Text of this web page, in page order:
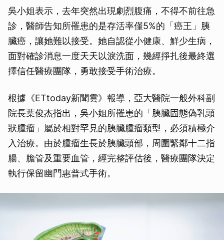
吳小姐表示，去年突然出現劇烈腹痛，不得不前往急
診，醫師告知所罹患的是存活率僅5%的「癌王」胰
臟癌，讓她難以接受。她自認從小健康、鮮少生病，
面對確診消息一度天天以淚洗面，幾經掙扎後最終選
擇信任醫療團隊，勇敢接受手術治療。
根據《ETtoday新聞雲》報導，亞大醫院一般外科副
院長葉俊杰指出，吳小姐所罹患的「胰臟固態偽乳頭
狀腫瘤」屬於相對罕見的胰臟腫瘤類型，必須積極介
入治療。由於腫瘤生長於胰臟頭部，周圍緊鄰十二指
腸、膽管及重要血管，經完整評估後，醫療團隊決定
執行保留幽門惠普式手術。